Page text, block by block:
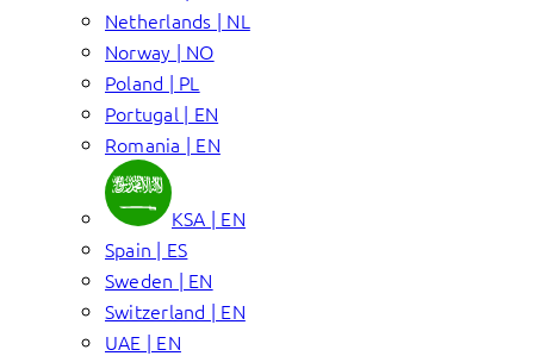
Netherlands | NL
Norway | NO
Poland | PL
Portugal | EN
Romania | EN
KSA | EN
Spain | ES
Sweden | EN
Switzerland | EN
UAE | EN